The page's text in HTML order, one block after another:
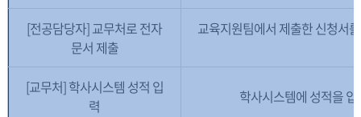
[전공담당자] 교무처로 전자
문서 제출
교육지원팀에서 제출한 신청서
[교무처] 학사시스템 성적 입
력
학사시스템에 성적을